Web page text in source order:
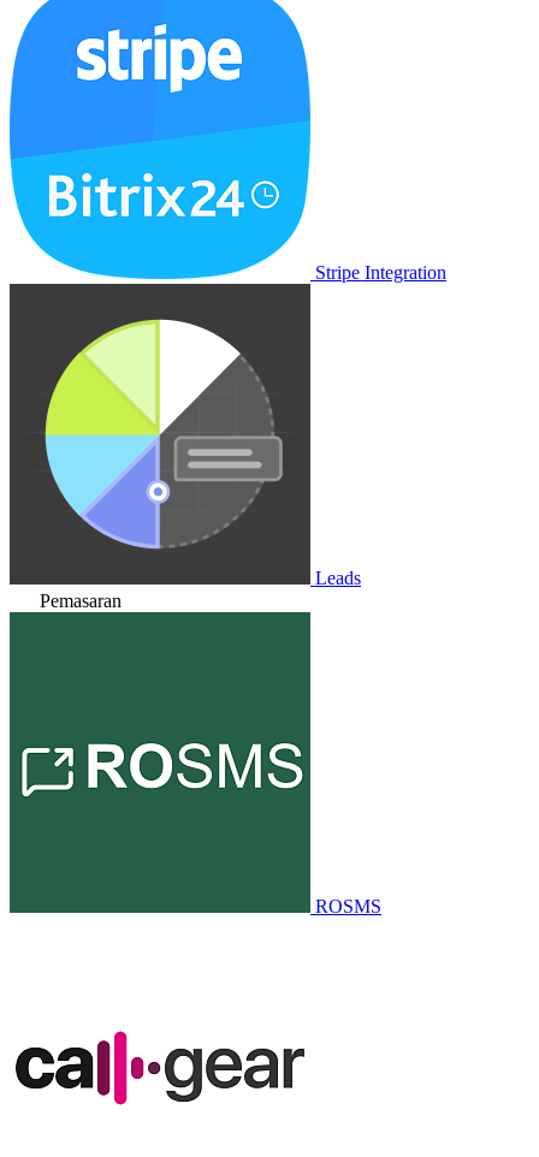
Stripe Integration
Leads
Pemasaran
ROSMS